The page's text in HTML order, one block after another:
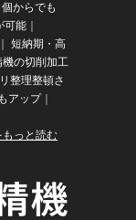
個からでも
可能
短納期・高
の切削加工
整理整頓さ
アップ｜
っと読む